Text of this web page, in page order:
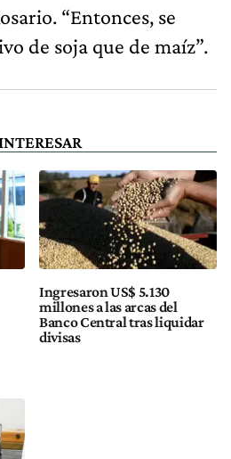
“Entonces, se
de soja que de maíz”.
Ingresaron US$ 5.130
millones a las arcas del
Banco Central tras liquidar
divisas